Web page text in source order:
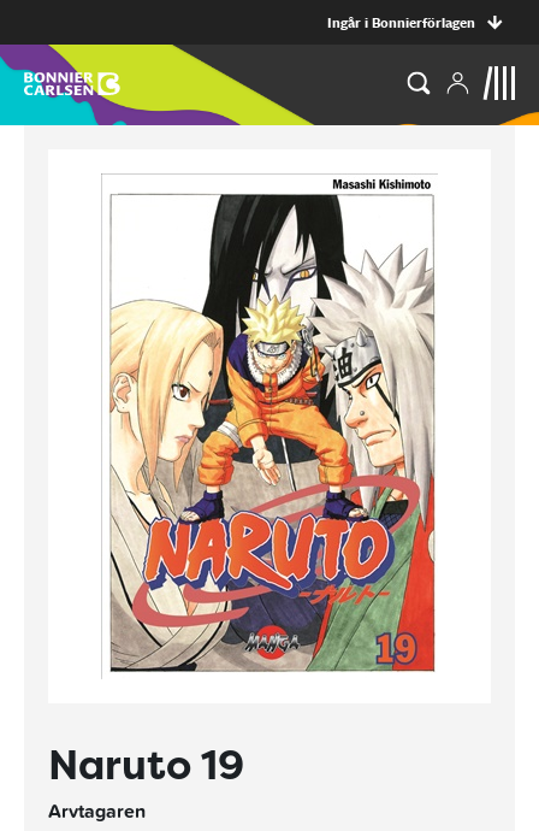
Ingår i Bonnierförlagen
Naruto 19
Arvtagaren